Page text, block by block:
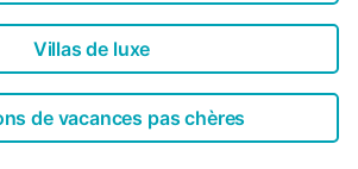
Villas de luxe
de vacances pas chères